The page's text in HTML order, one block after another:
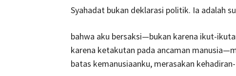
Syahadat bukan deklarasi politik. Ia adalah
bahwa aku bersaksi—bukan karena ikut-
karena ketakutan pada ancaman
batas kemanusiaanku, merasakan